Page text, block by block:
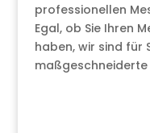
professionellen
Egal, ob Sie Ihren
haben, wir sind für
maßgeschneiderte